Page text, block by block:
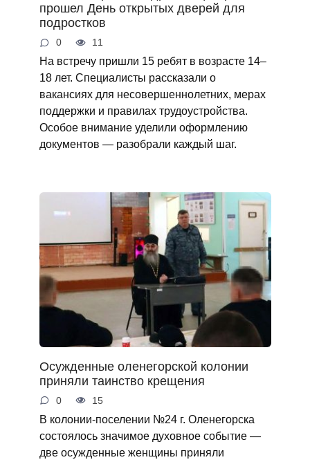
прошел День открытых дверей для
подростков
0 11
На встречу пришли 15 ребят в возрасте 14–
18 лет. Специалисты рассказали о
вакансиях для несовершеннолетних, мерах
поддержки и правилах трудоустройства.
Особое внимание уделили оформлению
документов — разобрали каждый шаг.
Осужденные оленегорской колонии
приняли таинство крещения
0 15
В колонии-поселении №24 г. Оленегорска
состоялось значимое духовное событие —
две осужденные женщины приняли